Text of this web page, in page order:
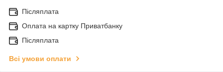
Післяплата
Оплата на картку Приватбанку
Післяплата
Всі умови оплати